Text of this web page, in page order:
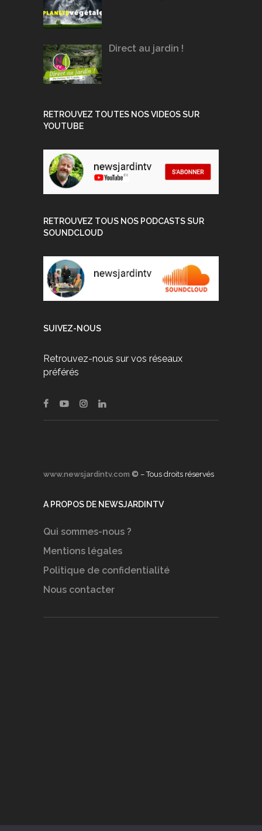
Direct au jardin !
RETROUVEZ TOUTES NOS VIDEOS SUR
YOUTUBE
RETROUVEZ TOUS NOS PODCASTS SUR
SOUNDCLOUD
SUIVEZ-NOUS
Retrouvez-nous sur vos réseaux
préférés
www.newsjardintv.com © – Tous droits réservés
A PROPOS DE NEWSJARDINTV
Qui sommes-nous ?
Mentions légales
Politique de confidentialité
Nous contacter